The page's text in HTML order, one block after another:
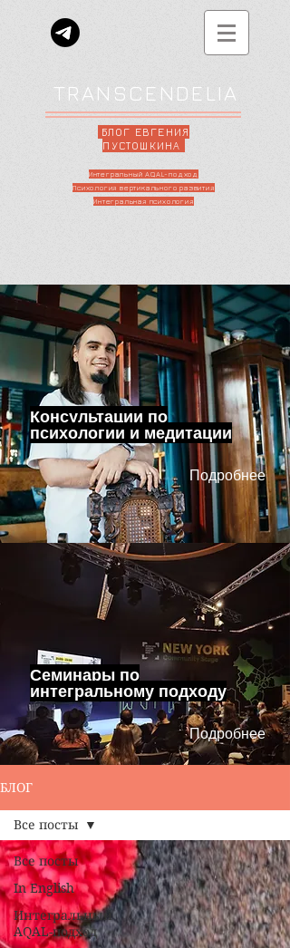
TRANSCENDELIA
БЛОГ ЕВГЕНИЯ
ПУСТОШКИНА
Интегральный AQAL-подход
Психология вертикального развития
Интегральная психология
Консультации по
психологии и медитации
Подробнее
Семинары по
интегральному подходу
Подробнее
БЛОГ
Все посты
In English
Интегральный
AQAL-подход
Все посты